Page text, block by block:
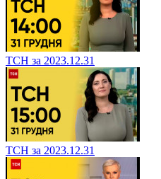
ТСН за 2023.12.31
ТСН за 2023.12.31